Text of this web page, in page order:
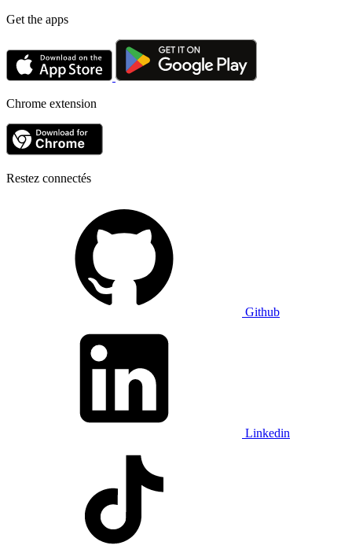
Get the apps
Chrome extension
Restez connectés
Github
Linkedin